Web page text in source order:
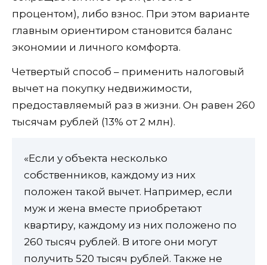
процентом), либо взнос. При этом варианте
главным ориентиром становится баланс
экономии и личного комфорта.
Четвертый способ – применить налоговый
вычет на покупку недвижимости,
предоставляемый раз в жизни. Он равен 260
тысячам рублей (13% от 2 млн).
«Если у объекта несколько
собственников, каждому из них
положен такой вычет. Например, если
муж и жена вместе приобретают
квартиру, каждому из них положено по
260 тысяч рублей. В итоге они могут
получить 520 тысяч рублей. Также не